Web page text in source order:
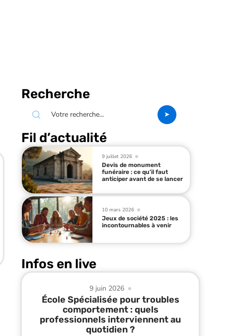
Recherche
Fil d’actualité
9 juillet 2026
Devis de monument
funéraire : ce qu’il faut
anticiper avant de se lancer
10 mars 2026
Jeux de société 2025 : les
incontournables à venir
Infos en live
9 juin 2026
École Spécialisée pour troubles
comportement : quels
professionnels interviennent au
quotidien ?